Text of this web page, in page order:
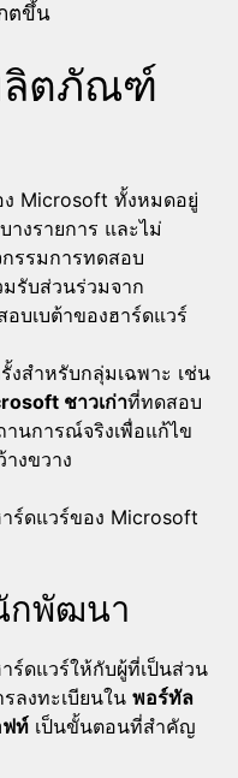
ตขึ้น
ลิตภัณฑ์
Microsoft ทั้งหมดอยู่
างรายการ และไม่
กรรมการทดสอบ
รับส่วนร่วมจาก
บเบต้าของฮาร์ดแวร์
งสำหรับกลุ่มเฉพาะ เช่น
ชาวเก่าที่ทดสอบ
นการณ์จริงเพื่อแก้ไข
งขวาง
ร์ดแวร์ของ Microsoft
กพัฒนา
ดแวร์ให้กับผู้ที่เป็นส่วน
งทะเบียนใน พอร์ทัล
ฟท์ เป็นขั้นตอนที่สำคัญ